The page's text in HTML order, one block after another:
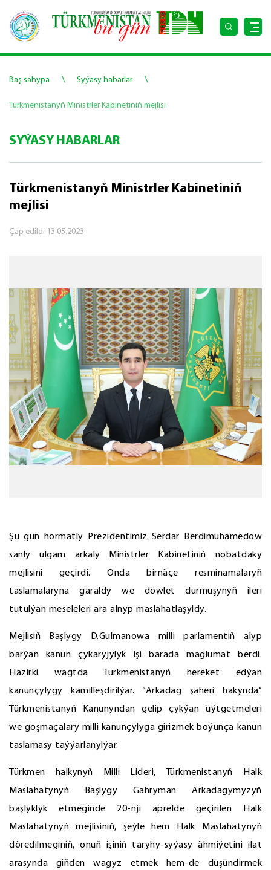
Baş sahypa \ Syýasy habarlar \
Türkmenistanyň Ministrler Kabinetiniň mejlisi
SYÝASY HABARLAR
Türkmenistanyň Ministrler Kabinetiniň
mejlisi
Çap edildi 13.05.2023
Şu gün hormatly Prezidentimiz Serdar Berdimuhamedow
sanly ulgam arkaly Ministrler Kabinetiniň nobatdaky
mejlisini geçirdi. Onda birnäçe resminamalaryň
taslamalaryna garaldy we döwlet durmuşynyň ileri
tutulýan meseleleri ara alnyp maslahatlaşyldy.
Mejlisiň Başlygy D.Gulmanowa milli parlamentiň alyp
barýan kanun çykaryjylyk işi barada maglumat berdi.
Häzirki wagtda Türkmenistanyň hereket edýän
kanunçylygy kämilleşdirilýär. “Arkadag şäheri hakynda”
Türkmenistanyň Kanunyndan gelip çykýan üýtgetmeleri
we goşmaçalary milli kanunçylyga girizmek boýunça kanun
taslamasy taýýarlanylýar.
Türkmen halkynyň Milli Lideri, Türkmenistanyň Halk
Maslahatynyň Başlygy Gahryman Arkadagymyzyň
başlyklyk etmeginde 20-nji aprelde geçirilen Halk
Maslahatynyň mejlisiniň, şeýle hem Halk Maslahatynyň
döredilmeginiň, onuň işiniň taryhy-syýasy ähmiýetini ilat
arasynda giňden wagyz etmek hem-de düşündirmek